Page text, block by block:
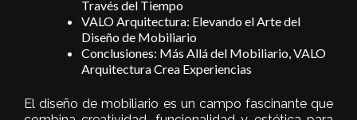
Través del Tiempo
VALO Arquitectura: Elevando el Arte del
Diseño de Mobiliario
Conclusiones: Más Allá del Mobiliario, VALO
Arquitectura Crea Experiencias
El diseño de mobiliario es un campo fascinante que